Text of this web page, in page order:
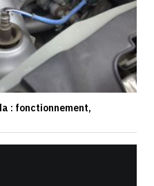
: fonctionnement,